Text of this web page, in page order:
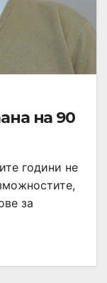
на 90
години не
за